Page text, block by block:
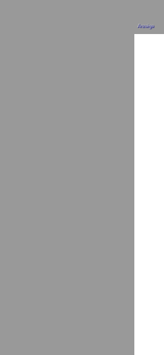
Anzeige